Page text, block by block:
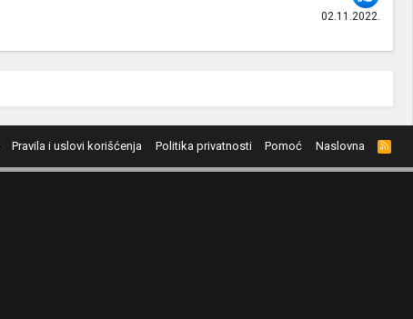
02.11.2022.
Pravila i uslovi korišćenja Politika privatnosti Pomoć Naslovna
R
S
S